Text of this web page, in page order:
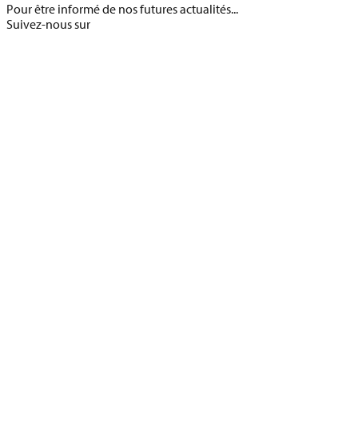
Pour être informé de nos futures actualités...
Suivez-nous sur